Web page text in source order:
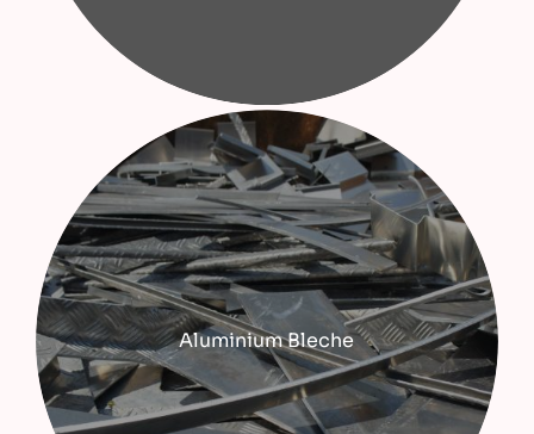
Aluminium Bleche